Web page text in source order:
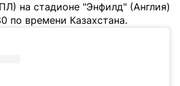
на стадионе "Энфилд" (Англия)
по времени Казахстана.